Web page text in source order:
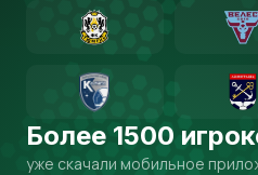
Более 1500
уже скачали мобильное